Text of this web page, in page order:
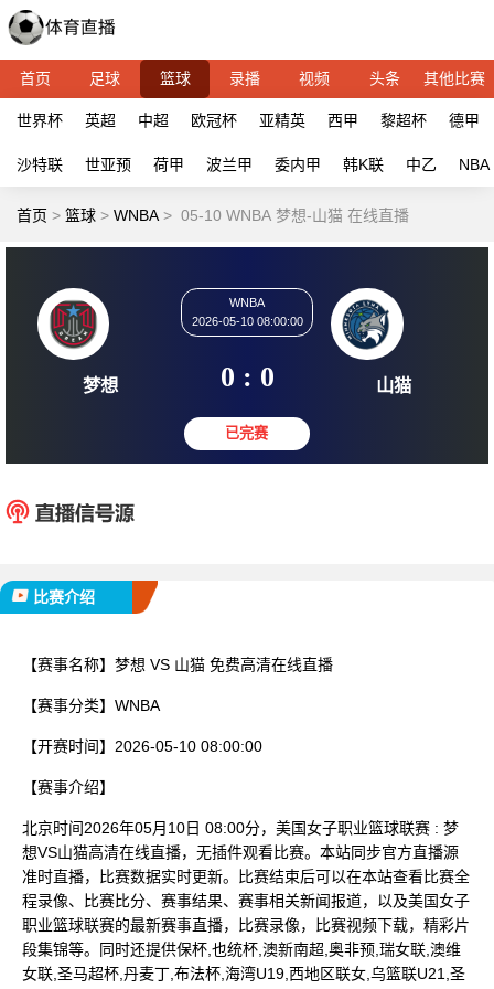
首页 足球 篮球 录播 视频 头条 其他比赛
世界杯 英超 中超 欧冠杯 亚精英 西甲 黎超杯 德甲
沙特联 世亚预 荷甲 波兰甲 委内甲 韩K联 中乙 NBA
首页 > 篮球 > WNBA > 05-10 WNBA 梦想-山猫 在线直播
梦想
2026-05-10 08:00:00
0 : 0 山
比赛介绍
【赛事名称】 梦想 VS 山猫 免费高清在线直播
【赛事分类】 WNBA
【开赛时间】 2026-05-10 08:00:00
【赛事介绍】
北京时间2026年05月10日 08:00分，美国女子职业篮球联赛 : 梦
想VS山猫高清在线直播，无插件观看比赛。本站同步官方直播源
准时直播，比赛数据实时更新。比赛结束后可以在本站查看比赛全
程录像、比赛比分、赛事结果、赛事相关新闻报道，以及美国女子
职业篮球联赛的最新赛事直播，比赛录像，比赛视频下载，精彩片
段集锦等。同时还提供保杯,也统杯,澳新南超,奥非预,瑞女联,澳维
女联,圣马超杯,丹麦丁,布法杯,海湾U19,西地区联女,乌篮联U21,圣